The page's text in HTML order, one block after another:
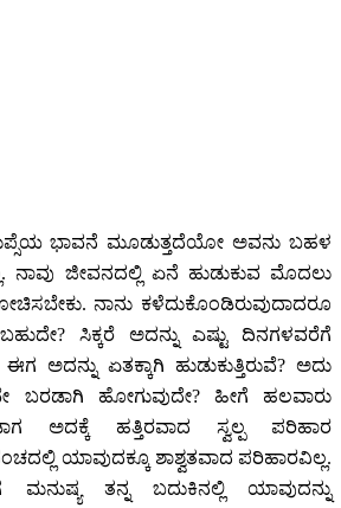
ಭಾವನೆ ಮೂಡುತ್ತದೆಯೋ ಅವನು ಬಹಳ
ನಾವು ಜೀವನದಲ್ಲಿ ಏನೆ ಹುಡುಕುವ ಮೊದಲು
ನಾನು ಕಳೆದುಕೊಂಡಿರುವುದಾದರೂ
ಸಿಕ್ಕರೆ ಅದನ್ನು ಎಷ್ಟು ದಿನಗಳವರೆಗೆ
ಈಗ ಅದನ್ನು ಏತಕ್ಕಾಗಿ ಹುಡುಕುತ್ತಿರುವೆ? ಅದು
ಬರಡಾಗಿ ಹೋಗುವುದೇ? ಹೀಗೆ ಹಲವಾರು
ಅದಕ್ಕೆ ಹತ್ತಿರವಾದ ಸ್ವಲ್ಪ ಪರಿಹಾರ
ಯಾವುದಕ್ಕೂ ಶಾಶ್ವತವಾದ ಪರಿಹಾರವಿಲ್ಲ.
ಮನುಷ್ಯ ತನ್ನ ಬದುಕಿನಲ್ಲಿ ಯಾವುದನ್ನು